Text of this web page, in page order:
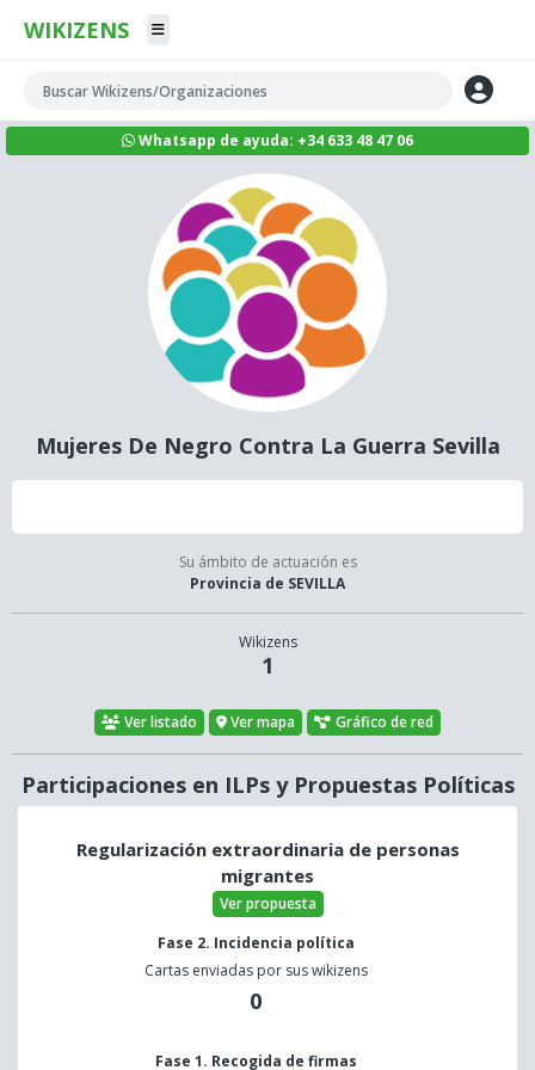
WIKIZENS
Whatsapp de ayuda: +34 633 48 47 06
Mujeres De Negro Contra La Guerra Sevilla
Su ámbito de actuación es
Provincia de SEVILLA
Wikizens
1
Ver listado Ver mapa Gráfico de red
Participaciones en ILPs y Propuestas Políticas
Regularización extraordinaria de personas
migrantes
Ver propuesta
Fase 2. Incidencia política
Cartas enviadas por sus wikizens
0
Fase 1. Recogida de firmas